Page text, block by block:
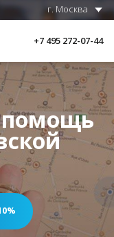
г. Москва
+7 495 272-07-44